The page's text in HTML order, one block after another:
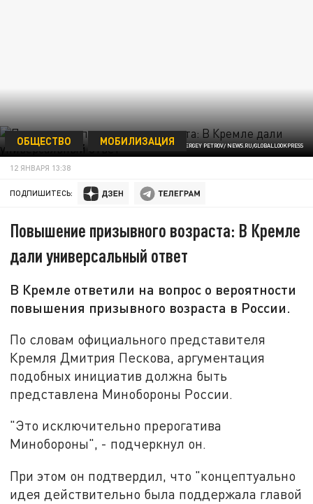
© SERGEY PETROV/ NEWS.RU/GLOBALLOOKPRESS
ОБЩЕСТВО МОБИЛИЗАЦИЯ
12 ЯНВАРЯ 13:38
ПОДПИШИТЕСЬ:
Повышение призывного возраста: В Кремле
дали универсальный ответ
В Кремле ответили на вопрос о вероятности
повышения призывного возраста в России.
По словам официального представителя
Кремля Дмитрия Пескова, аргументация
подобных инициатив должна быть
представлена Минобороны России.
"Это исключительно прерогатива
Минобороны", - подчеркнул он.
При этом он подтвердил, что "концептуально
идея действительно была поддержала главой